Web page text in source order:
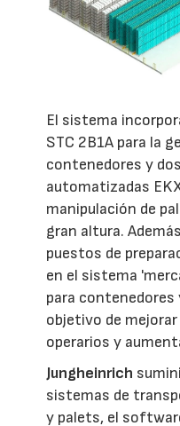
El sistema
STC 2B1A para la
contenedores y
automatizadas
manipulación de
gran altura.
puestos de
en el sistema
para contenedores
objetivo de
operarios y
Jungheinrich
sistemas de
y palets, el